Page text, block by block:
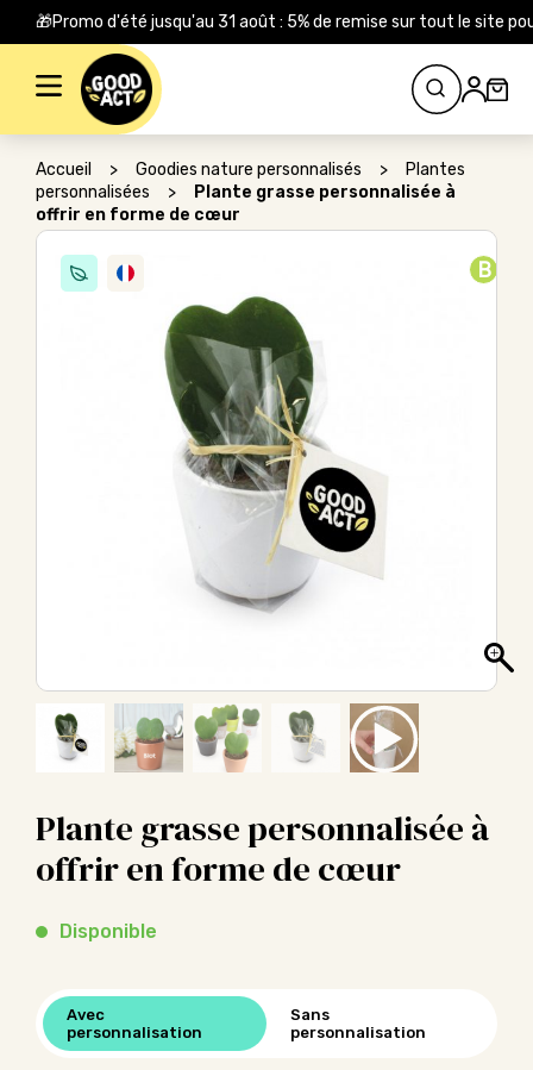
🎁Promo d'été jusqu'au 31 août : 5% de remise sur tout le site
Rechercher :
Accueil > Goodies nature personnalisés >
Plantes
personnalisées
>
Plante grasse personnalisée à
offrir en forme de cœur
B
Plante grasse personnalisée à
offrir en forme de cœur
Disponible
Avec
personnalisation
Sans
personnalisation